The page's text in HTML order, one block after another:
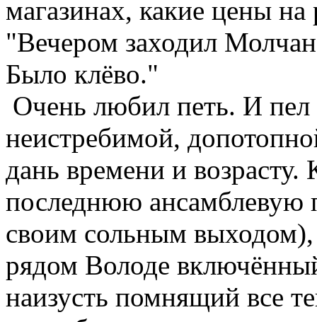
магазинах, какие цены
"Вечером заходил
Было клёво."
Очень любил петь. И пел
неистребимой,
дань времени и
последнюю ансамблевую
своим сольным
рядом Володе
наизусть помнящий все